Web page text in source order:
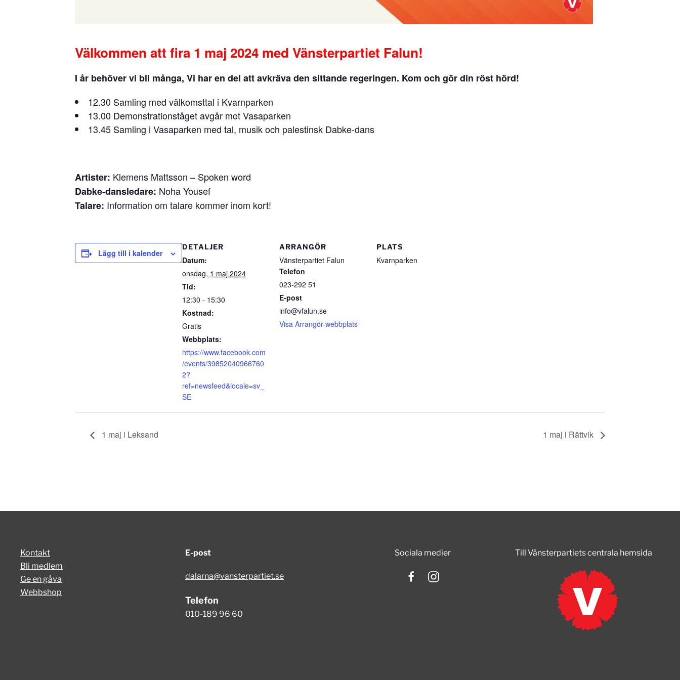
Välkommen att fira 1 maj 2024 med Vänsterpartiet Falun!
I år behöver vi bli många, Vi har en del att avkräva den sittande regeringen. Kom och gör din röst hörd!
12.30 Samling med välkomsttal i Kvarnparken
13.00 Demonstrationståget avgår mot Vasaparken
13.45 Samling i Vasaparken med tal, musik och palestinsk Dabke-dans
Artister: Klemens Mattsson – Spoken word
Dabke-dansledare: Noha Yousef
Talare: Information om talare kommer inom kort!
Lägg till i kalender
DETALJER
Datum:
onsdag, 1 maj 2024
Tid:
12:30 - 15:30
Kostnad:
Gratis
Webbplats:
https://www.facebook.com
/events/39852040966760
2?
ref=newsfeed&locale=sv_
SE
ARRANGÖR
Vänsterpartiet Falun
Telefon
023-292 51
E-post
info@vfalun.se
Visa Arrangör-webbplats
PLATS
Kvarnparken
1 maj i Leksand 1 maj i Rättvik
Kontakt
Bli medlem
Ge en gåva
Webbshop
E-post
dalarna@vansterpartiet.se
Telefon
010-189 96 60
Sociala medier Till Vänsterpartiets centrala hemsida